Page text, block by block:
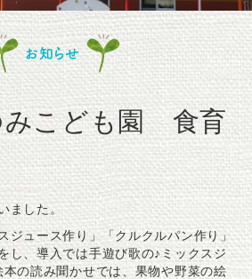
n
お知らせ
みこども園 食育
ました。
ジュース作り」「クルクルパン作り」
し、導入では手遊び歌の♪ミックスジ
の読み聞かせでは、果物や野菜の絵